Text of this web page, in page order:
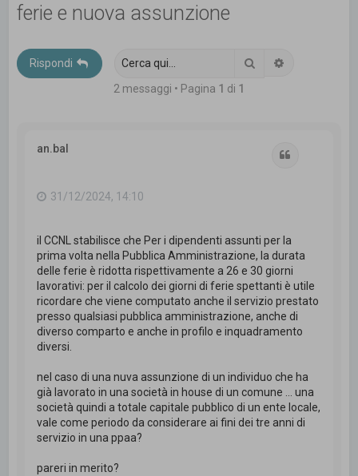
ferie e nuova assunzione
Rispondi Cerca
2 messaggi • Pagina 1 di 1
an.bal
31/12/2024, 14:10
il CCNL stabilisce che Per i dipendenti assunti per la
prima volta nella Pubblica Amministrazione, la durata
delle ferie è ridotta rispettivamente a 26 e 30 giorni
lavorativi: per il calcolo dei giorni di ferie spettanti è utile
ricordare che viene computato anche il servizio prestato
presso qualsiasi pubblica amministrazione, anche di
diverso comparto e anche in profilo e inquadramento
diversi.
nel caso di una nuva assunzione di un individuo che ha
già lavorato in una società in house di un comune ... una
società quindi a totale capitale pubblico di un ente locale,
vale come periodo da considerare ai fini dei tre anni di
servizio in una ppaa?
pareri in merito?